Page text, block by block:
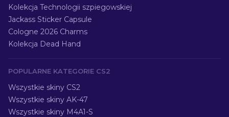
Kolekcja Technologii szpiegowskiej
Jackass Sticker Capsule
Cologne 2026 Charms
Kolekcja Dead Hand
POPULARNE KATEGORIE CS2
Wszystkie skiny CS2
Wszystkie skiny AK-47
Wszystkie skiny M4A1-S